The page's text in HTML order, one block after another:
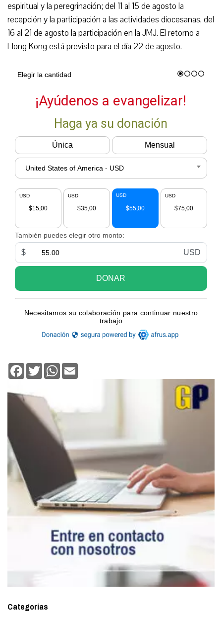
espiritual y la peregrinación; del 11 al 15 de agosto la
recepción y la participación a las actividades diocesanas, del
16 al 21 de agosto la participación en la JMJ. El retorno a
Hong Kong está previsto para el día 22 de agosto.
Facebook
TwitterWhatsApp
Categorías